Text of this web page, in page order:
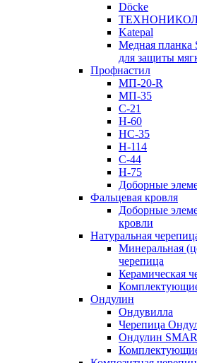
Döcke
Katepal
Медная планка
для защиты
Профнастил
МП-20-R
МП-35
С-21
Н-60
НС-35
Н-114
С-44
Н-75
Доборные
Фальцевая кровля
Доборные
кровли
Натуральная
Минеральная
черепица
Керамическая
Ондулин
Ондувилла
Черепица
Ондулин